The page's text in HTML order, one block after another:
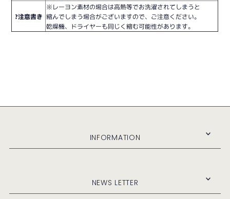
?注意書き
※レーヨン素材の場合は高熱等でお洗濯されてしまうと
縮んでしまう場合がございますので、ご注意ください。
乾燥機、ドライヤーも同じく縮む可能性があります。
INFORMATION
NEWS LETTER